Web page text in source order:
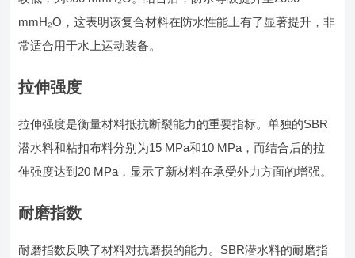
mmH₂O，这表明该复合材料在防水性能上有了显著提升，非
常适合用于水上运动装备。
拉伸强度
拉伸强度是衡量材料抵抗断裂能力的重要指标。单独的SBR
潜水料和粘扣布料分别为15 MPa和10 MPa，而结合后的拉
伸强度达到20 MPa，显示了新材料在承受外力方面的增强。
耐磨指数
耐磨指数反映了材料对抗磨损的能力。SBR潜水料的耐磨指